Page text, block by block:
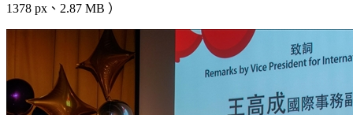
1378 px、2.87 MB ）